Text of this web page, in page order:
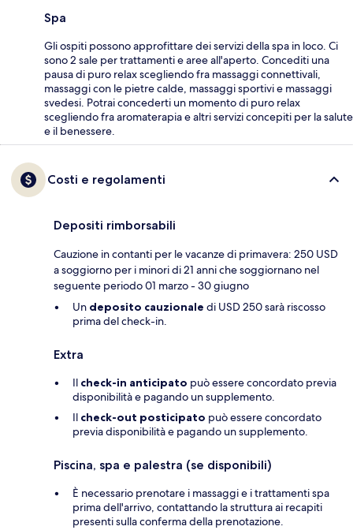
Spa
Gli ospiti possono approfittare dei servizi della spa in loco. Ci
sono 2 sale per trattamenti e aree all'aperto. Concediti una
pausa di puro relax scegliendo fra massaggi connettivali,
massaggi con le pietre calde, massaggi sportivi e massaggi
svedesi. Potrai concederti un momento di puro relax
scegliendo fra aromaterapia e altri servizi concepiti per la salute
e il benessere.
Costi e regolamenti
Depositi rimborsabili
Cauzione in contanti per le vacanze di primavera: 250 USD
a soggiorno per i minori di 21 anni che soggiornano nel
seguente periodo 01 marzo - 30 giugno
Un deposito cauzionale di USD 250 sarà riscosso
prima del check-in.
Extra
Il check-in anticipato può essere concordato previa
disponibilità e pagando un supplemento.
Il check-out posticipato può essere concordato
previa disponibilità e pagando un supplemento.
Piscina, spa e palestra (se disponibili)
È necessario prenotare i massaggi e i trattamenti spa
prima dell'arrivo, contattando la struttura ai recapiti
presenti sulla conferma della prenotazione.